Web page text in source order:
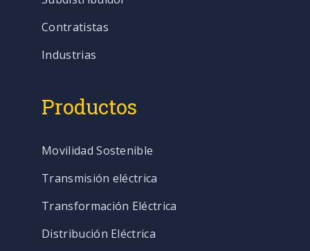
Contratistas
Industrias
Productos
Movilidad Sostenible
Transmisión eléctrica
Transformación Eléctrica
Distribución Eléctrica